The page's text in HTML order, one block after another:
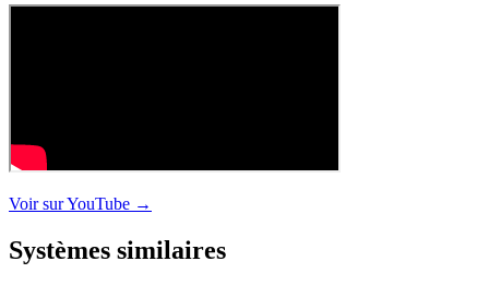
Voir sur YouTube →
Systèmes similaires